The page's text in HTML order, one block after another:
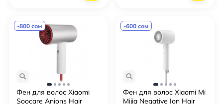
-800 сом
Фен для волос Xiaomi
Soocare Anions Hair
-600 сом
Фен для волос Xiaomi Mi
Mijia Negative Ion Hair